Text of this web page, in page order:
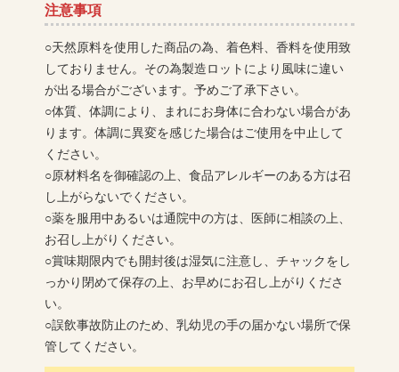
注意事項
○天然原料を使用した商品の為、着色料、香料を使用致
しておりません。その為製造ロットにより風味に違い
が出る場合がございます。予めご了承下さい。
○体質、体調により、まれにお身体に合わない場合があ
ります。体調に異変を感じた場合はご使用を中止して
ください。
○原材料名を御確認の上、食品アレルギーのある方は召
し上がらないでください。
○薬を服用中あるいは通院中の方は、医師に相談の上、
お召し上がりください。
○賞味期限内でも開封後は湿気に注意し、チャックをし
っかり閉めて保存の上、お早めにお召し上がりくださ
い。
○誤飲事故防止のため、乳幼児の手の届かない場所で保
管してください。